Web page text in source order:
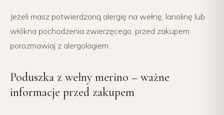
Jeżeli masz potwierdzoną alergię na wełnę, lanolinę lub
włókna pochodzenia zwierzęcego, przed zakupem
porozmawiaj z alergologiem.
Poduszka z wełny merino – ważne
informacje przed zakupem